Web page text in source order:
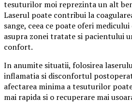
tesuturilor moi reprezinta un alt
Laserul poate contribui la
sange, ceea ce poate oferi
asupra zonei tratate si pacientului
confort.
In anumite situatii, folosirea
inflamatia si disconfortul
afectarea minima a tesuturilor
mai rapida si o recuperare mai